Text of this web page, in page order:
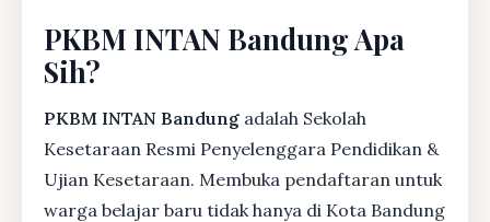
PKBM INTAN Bandung Apa
Sih?
PKBM INTAN Bandung adalah Sekolah
Kesetaraan Resmi Penyelenggara Pendidikan &
Ujian Kesetaraan. Membuka pendaftaran untuk
warga belajar baru tidak hanya di Kota Bandung